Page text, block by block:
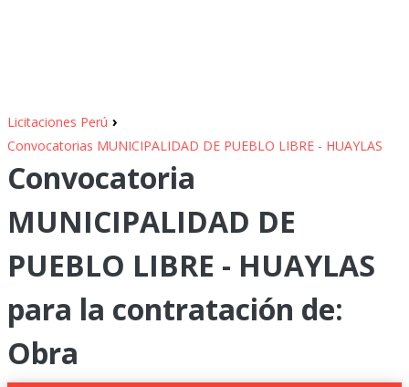
Licitaciones Perú ›
Convocatorias MUNICIPALIDAD DE PUEBLO LIBRE - HUAYLAS
Convocatoria
MUNICIPALIDAD DE
PUEBLO LIBRE - HUAYLAS
para la contratación de:
Obra